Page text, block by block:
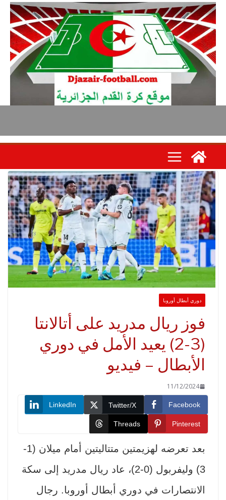
أبطال أوروبا
ريال مدريد على أتالانتا
(3-2) يعيد الأمل في دوري
– فيديو
11/12/2024
Twitter/X
LinkedIn
Threads
بعد تعرضه لهزيمتين متتاليتين أمام ميلان (1-
3) وليفربول (0-2)، عاد ريال مدريد إلى سكة
في دوري أبطال أوروبا. رجال